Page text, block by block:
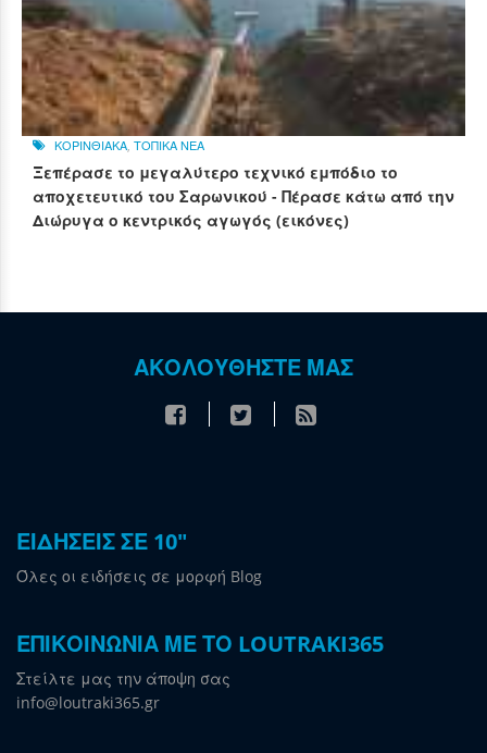
ΚΟΡΙΝΘΙΑΚΑ ΤΟΠΙΚΑ ΝΕΑ
Ξεπέρασε το μεγαλύτερο τεχνικό εμπόδιο το
αποχετευτικό του Σαρωνικού - Πέρασε κάτω από την
Διώρυγα ο κεντρικός αγωγός (εικόνες)
ΑΚΟΛΟΥΘΗΣΤΕ ΜΑΣ
ΕΙΔΗΣΕΙΣ ΣΕ 10"
Όλες οι ειδήσεις σε μορφή Blog
ΕΠΙΚΟΙΝΩΝΙΑ ΜΕ ΤΟ LOUTRAKI365
Στείλτε μας την άποψη σας
info@loutraki365.gr